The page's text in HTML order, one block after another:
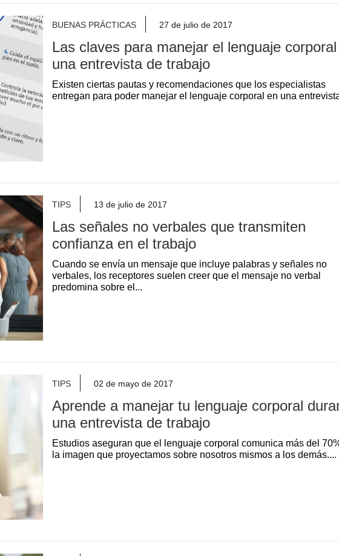
BUENAS PRÁCTICAS 27 de julio de 2017
Las claves para manejar el lenguaje
una entrevista de trabajo
Existen ciertas pautas y recomendaciones que los especialistas
entregan para poder manejar el lenguaje corporal en una
TIPS 13 de julio de 2017
Las señales no verbales que transmiten
confianza en el trabajo
Cuando se envía un mensaje que incluye palabras y señales no
verbales, los receptores suelen creer que el mensaje no verbal
predomina sobre el...
TIPS 02 de mayo de 2017
Aprende a manejar tu lenguaje corporal
una entrevista de trabajo
Estudios aseguran que el lenguaje corporal comunica más del
la imagen que proyectamos sobre nosotros mismos a los demás....